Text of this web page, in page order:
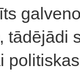
tādējādi